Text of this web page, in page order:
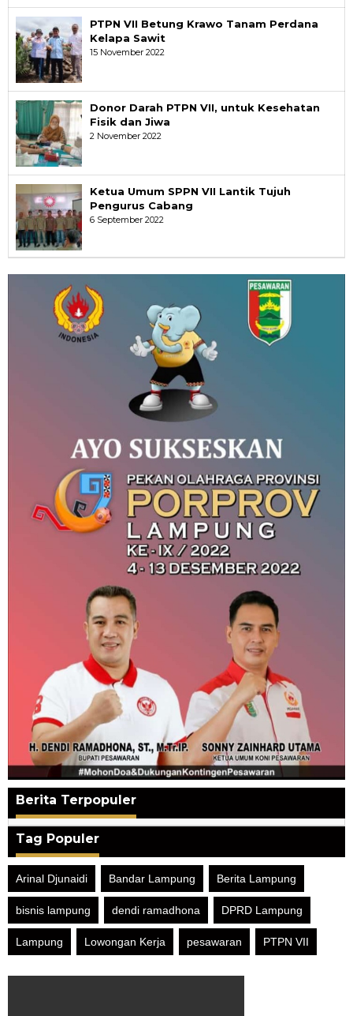
PTPN VII Betung Krawo Tanam Perdana
Kelapa Sawit
15 November 2022
Donor Darah PTPN VII, untuk Kesehatan
Fisik dan Jiwa
2 November 2022
Ketua Umum SPPN VII Lantik Tujuh
Pengurus Cabang
6 September 2022
Berita Terpopuler
Tag Populer
Arinal Djunaidi Bandar Lampung Berita Lampung
bisnis lampung dendi ramadhona DPRD Lampung
Lampung Lowongan Kerja pesawaran PTPN VII